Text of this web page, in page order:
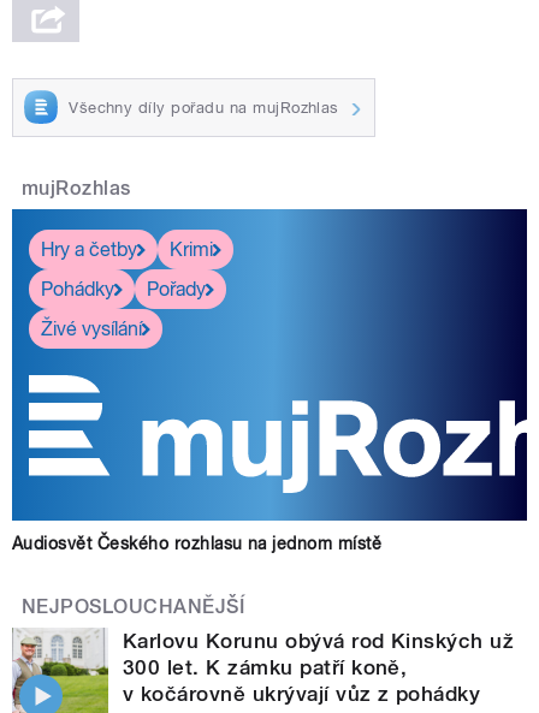
Všechny díly pořadu na mujRozhlas
mujRozhlas
Hry a četby
Krimi
Pohádky
Pořady
Živé vysílání
Audiosvět Českého rozhlasu na jednom místě
NEJPOSLOUCHANĚJŠÍ
Karlovu Korunu obývá rod Kinských už
300 let. K zámku patří koně,
v kočárovně ukrývají vůz z pohádky